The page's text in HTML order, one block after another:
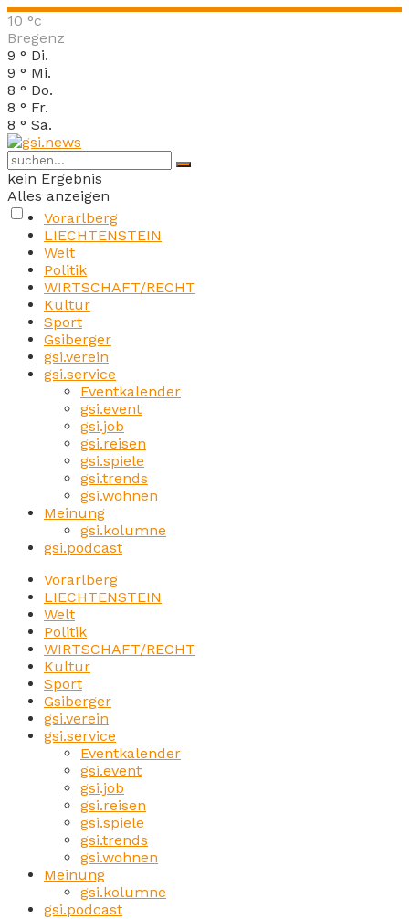
10 °c
Bregenz
9 ° Di.
9 ° Mi.
8 ° Do.
8 ° Fr.
8 ° Sa.
kein Ergebnis
Alles anzeigen
Vorarlberg
LIECHTENSTEIN
Welt
Politik
WIRTSCHAFT/RECHT
Kultur
Sport
Gsiberger
gsi.verein
gsi.service
Eventkalender
gsi.event
gsi.job
gsi.reisen
gsi.spiele
gsi.trends
gsi.wohnen
Meinung
gsi.kolumne
gsi.podcast
Vorarlberg
LIECHTENSTEIN
Welt
Politik
WIRTSCHAFT/RECHT
Kultur
Sport
Gsiberger
gsi.verein
gsi.service
Eventkalender
gsi.event
gsi.job
gsi.reisen
gsi.spiele
gsi.trends
gsi.wohnen
Meinung
gsi.kolumne
gsi.podcast